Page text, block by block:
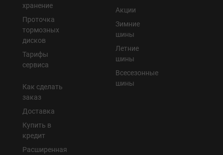
хранение
Проточка
тормозных
дисков
Тарифы
сервиса
Как сделать
заказ
Доставка
Купить в
кредит
Расширенная
Акции
Зимние
шины
Летние
шины
Всесезонные
шины